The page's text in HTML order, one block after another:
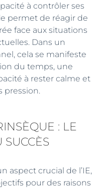
à contrôler ses
permet de réagir de
face aux situations
Dans un
cela se manifeste
du temps, une
à rester calme et
pression.
: LE
aspect crucial de l’IE,
pour des raisons